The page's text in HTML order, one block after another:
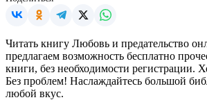
Читать книгу Любовь и предательство
предлагаем возможность бесплатно
книги, без необходимости регистрации.
Без проблем! Наслаждайтесь большой
любой вкус.